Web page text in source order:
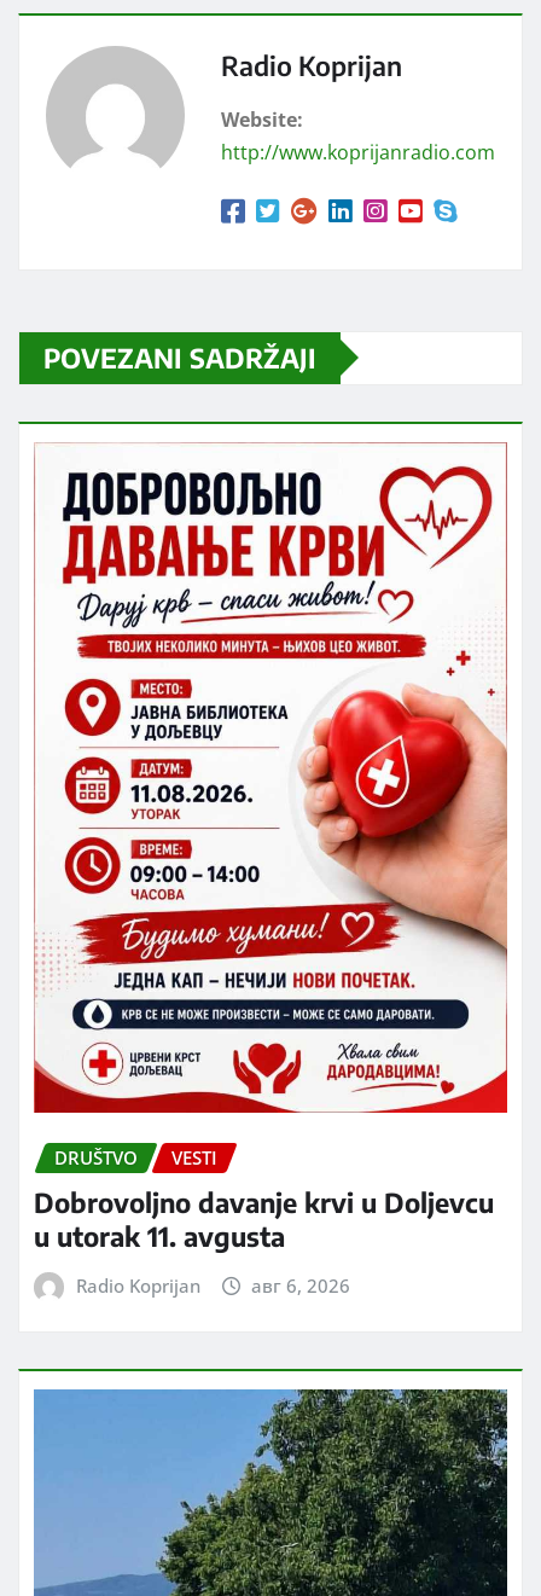
Radio Koprijan
Website:
http://www.koprijanradio.com
POVEZANI SADRŽAJI
DRUŠTVO VESTI
Dobrovoljno davanje krvi u Doljevcu
u utorak 11. avgusta
Radio Koprijan авг 6, 2026